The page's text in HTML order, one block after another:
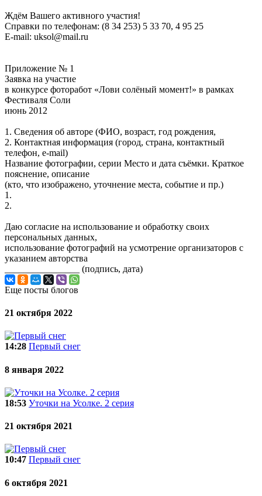
Ждём Вашего активного участия!
Справки по телефонам: (8 34 253) 5 33 70, 4 95 25
E-mail: uksol@mail.ru
Приложение № 1
Заявка на участие
в конкурсе фоторабот «Лови солёный момент!» в рамках
Фестиваля Соли
июнь 2012
1. Сведения об авторе (ФИО, возраст, год рождения,
2. Контактная информация (город, страна, контактный
телефон, е-mail)
Название фотографии, серии Место и дата съёмки. Краткое
пояснение, описание
(кто, что изображено, уточнение места, событие и пр.)
1.
2.
Даю согласие на использование и обработку своих
персональных данных,
использование фотографий на усмотрение организаторов с
указанием авторства
________________ (подпись, дата)
Еще посты блогов
21 октября 2022
14:28 Первый снег
8 января 2022
18:53 Уточки на Усолке. 2 серия
21 октября 2021
10:47 Первый снег
6 октября 2021